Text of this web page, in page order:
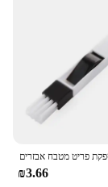
₪3.66